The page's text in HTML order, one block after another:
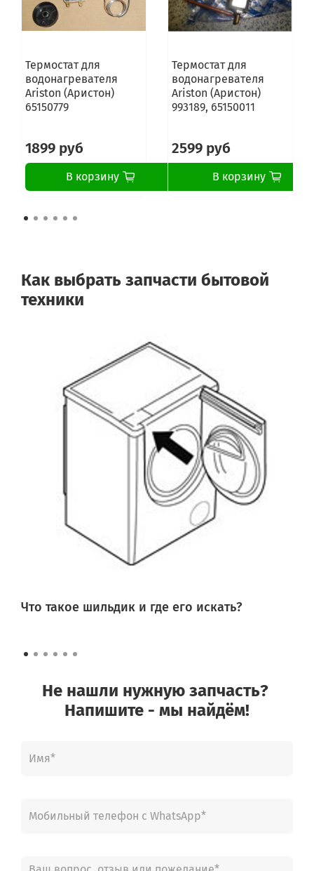
Термостат для
водонагревателя
Ariston (Аристон)
65150779
1899 руб
В корзину
Термостат для
водонагревателя
Ariston (Аристон)
993189, 65150011
2599 руб
В корзину
Как выбрать запчасти бытовой
техники
Что такое шильдик и где его искать?
Не нашли нужную запчасть?
Напишите - мы найдём!